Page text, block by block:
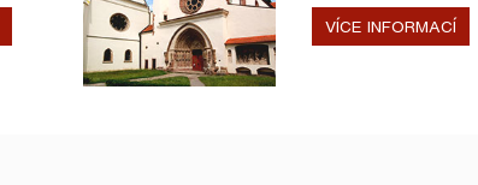
VÍCE INFORMACÍ